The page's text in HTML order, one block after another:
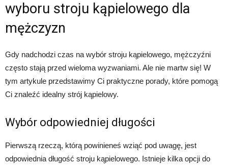
wyboru stroju kąpielowego dla
mężczyzn
Gdy nadchodzi czas na wybór stroju kąpielowego, mężczyźni
często stają przed wieloma wyzwaniami. Ale nie martw się! W
tym artykule przedstawimy Ci praktyczne porady, które pomogą
Ci znaleźć idealny strój kąpielowy.
Wybór odpowiedniej długości
Pierwszą rzeczą, którą powinieneś wziąć pod uwagę, jest
odpowiednia długość stroju kąpielowego. Istnieje kilka opcji do